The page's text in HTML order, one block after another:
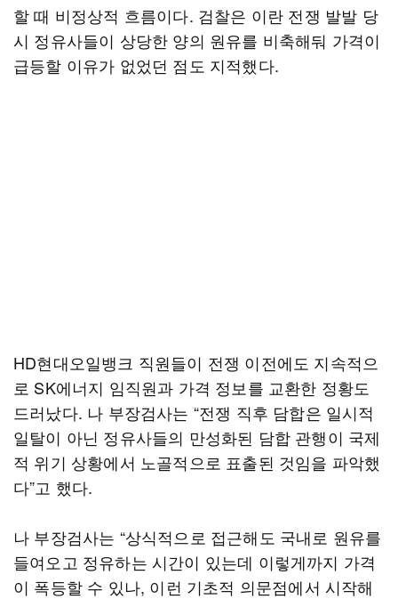
할 때 비정상적 흐름이다. 검찰은 이란 전쟁 발발 당
시 정유사들이 상당한 양의 원유를 비축해둬 가격이
급등할 이유가 없었던 점도 지적했다.
HD현대오일뱅크 직원들이 전쟁 이전에도 지속적으
로 SK에너지 임직원과 가격 정보를 교환한 정황도
드러났다. 나 부장검사는 “전쟁 직후 담합은 일시적
일탈이 아닌 정유사들의 만성화된 담합 관행이 국제
적 위기 상황에서 노골적으로 표출된 것임을 파악했
다”고 했다.
나 부장검사는 “상식적으로 접근해도 국내로 원유를
들여오고 정유하는 시간이 있는데 이렇게까지 가격
이 폭등할 수 있나, 이런 기초적 의문점에서 시작해